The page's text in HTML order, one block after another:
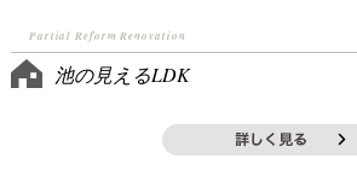
Partial Reform Renovation
池の見えるLDK